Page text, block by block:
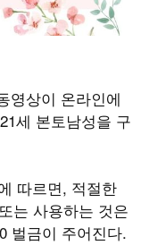
영상이 온라인에
21세 본토남성을 구
따르면, 적절한
는 사용하는 것은
벌금이 주어진다.